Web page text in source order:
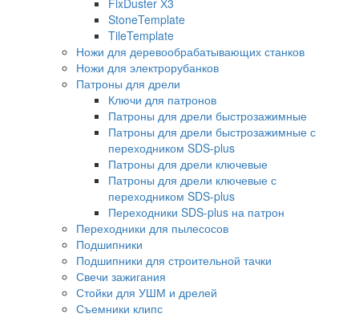
FixDuster Х3
StoneTemplate
TileTemplate
Ножи для деревообрабатывающих станков
Ножи для электрорубанков
Патроны для дрели
Ключи для патронов
Патроны для дрели быстрозажимные
Патроны для дрели быстрозажимные с
переходником SDS-plus
Патроны для дрели ключевые
Патроны для дрели ключевые с
переходником SDS-plus
Переходники SDS-plus на патрон
Переходники для пылесосов
Подшипники
Подшипники для строительной тачки
Свечи зажигания
Стойки для УШМ и дрелей
Съемники клипс